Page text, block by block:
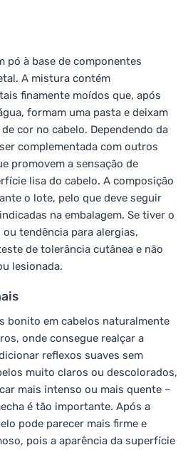
pó à base de componentes
A mistura contém
finamente moídos que, após
formam uma pasta e deixam
cor no cabelo. Dependendo da
complementada com outros
promovem a sensação de
lisa do cabelo. A composição
o lote, pelo que deve seguir
na embalagem. Se tiver o
tendência para alergias,
de tolerância cutânea e não
lesionada.
bonito em cabelos naturalmente
onde consegue realçar a
reflexos suaves sem
muito claros ou descolorados,
mais intenso ou mais quente –
é tão importante. Após a
pode parecer mais firme e
pois a aparência da superfície